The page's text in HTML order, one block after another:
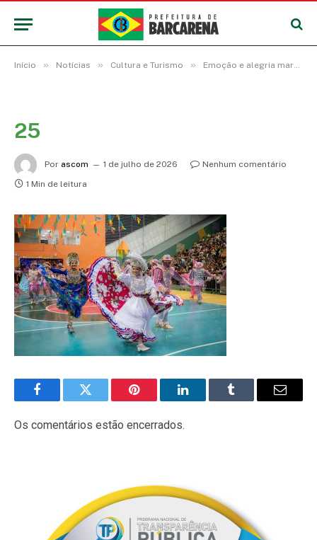
Início » Notícias » Cultura e Turismo » Emoção e alegria marcam o 14º Festival Junino em Barcarena
25
Por ascom 1 de julho de 2026
Nenhum comentário
1 Min de leitura
FacebookTwitter Pinterest LinkedInTumblr
E-
Os comentários estão encerrados.